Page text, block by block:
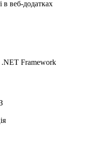
в веб-додатках
.NET Framework